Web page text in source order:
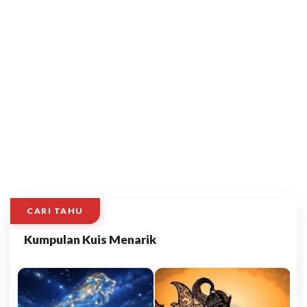
CARI TAHU
Kumpulan Kuis Menarik